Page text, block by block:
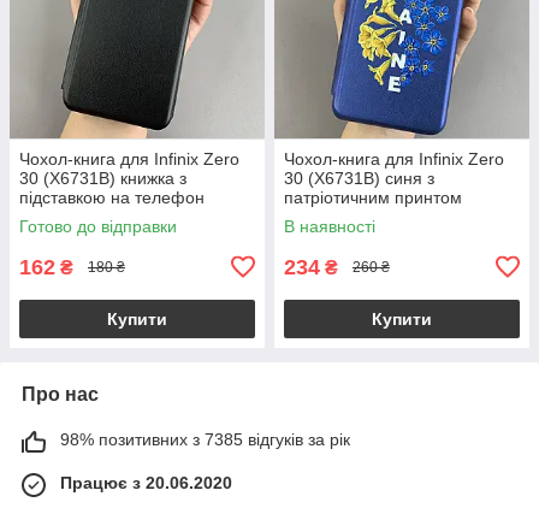
Чохол-книга для Infinix Zero
30 (X6731B) книжка з
підставкою на телефон
інфінікс зеро 30 чорна stn
Готово до відправки
162 ₴ 180 ₴
Купити
Чохол-книга для Infinix Zero
30 (X6731B) синя з
патріотичним принтом
Україна з синьо-жовтими
квітками q09p
В наявності
234 ₴ 260 ₴
Купити
Про нас
98% позитивних з 7385 відгуків за рік
Працює з 20.06.2020